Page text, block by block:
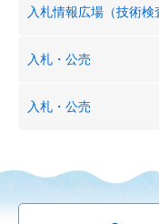
入札情報広場（技術検
入札・公売
入札・公売